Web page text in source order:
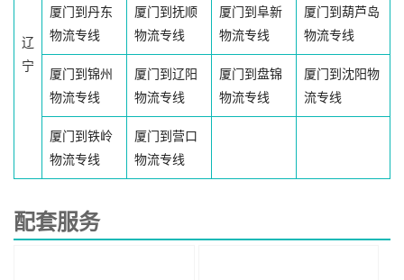
辽
宁
厦门到丹东
物流专线
厦门到抚顺
物流专线
厦门到阜新
物流专线
厦门到葫芦岛
物流专线
厦门到锦州
物流专线
厦门到辽阳
物流专线
厦门到盘锦
物流专线
厦门到沈阳物
流专线
厦门到铁岭
物流专线
厦门到营口
物流专线
配套服务